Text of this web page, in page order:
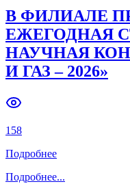
В ФИЛИАЛЕ
ЕЖЕГОДНАЯ
НАУЧНАЯ
И ГАЗ – 2026»
158
Подробнее
Подробнее...